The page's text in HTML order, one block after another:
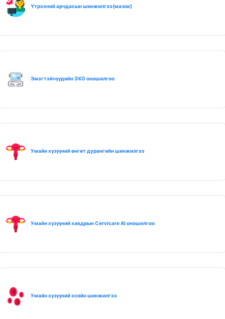
Үтрээний арчдасын шинжилгээ(мазок)
Эмэгтэйчүүдийн ЭХО оношилгоо
Умайн хүзүүний өнгөт дурангийн шинжилгээ
Умайн хүзүүний хавдрын Cervicare AI оношилгоо
Умайн хүзүүний эсийн шинжилгээ